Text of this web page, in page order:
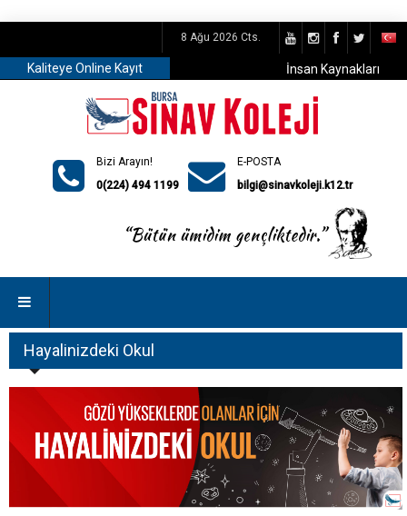
8 Ağu 2026 Cts.
Kaliteye Online Kayıt İnsan Kaynakları
Bizi Arayın!
0(224) 494 1199
E-POSTA
bilgi@sinavkoleji.k12.tr
Hayalinizdeki Okul